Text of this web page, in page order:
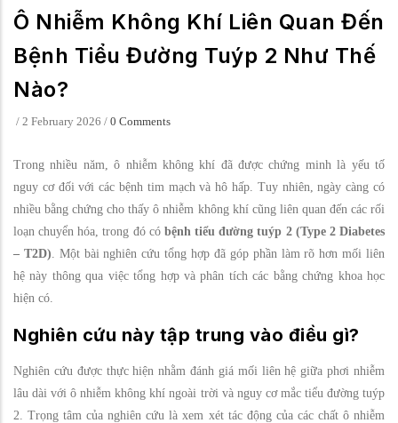
Ô Nhiễm Không Khí Liên Quan Đến
Bệnh Tiểu Đường Tuýp 2 Như Thế
Nào?
/ 2 February 2026 / 0 Comments
Trong nhiều năm, ô nhiễm không khí đã được chứng minh là yếu tố
nguy cơ đối với các bệnh tim mạch và hô hấp. Tuy nhiên, ngày càng có
nhiều bằng chứng cho thấy ô nhiễm không khí cũng liên quan đến các rối
loạn chuyển hóa, trong đó có bệnh tiểu đường tuýp 2 (Type 2 Diabetes
– T2D). Một bài nghiên cứu tổng hợp đã góp phần làm rõ hơn mối liên
hệ này thông qua việc tổng hợp và phân tích các bằng chứng khoa học
hiện có.
Nghiên cứu này tập trung vào điều gì?
Nghiên cứu được thực hiện nhằm đánh giá mối liên hệ giữa phơi nhiễm
lâu dài với ô nhiễm không khí ngoài trời và nguy cơ mắc tiểu đường tuýp
2. Trọng tâm của nghiên cứu là xem xét tác động của các chất ô nhiễm